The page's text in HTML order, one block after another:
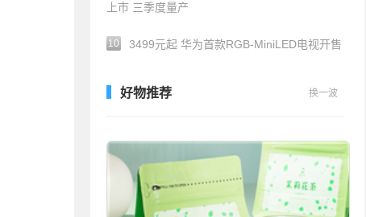
上市 三季度量产
10 3499元起 华为首款RGB-MiniLED电视开售
好物推荐 换一波